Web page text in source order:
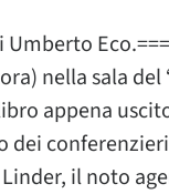
nella sala
appena
dei
il noto